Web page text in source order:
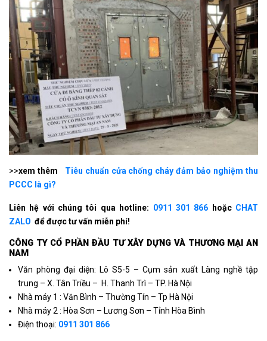
>>xem thêm
Tiêu chuẩn cửa chống cháy đảm bảo nghiệm thu
PCCC là gì?
Liên hệ với chúng tôi qua hotline: 0911 301 866 hoặcCHAT
ZALO để được tư vấn miễn phí!
CÔNG TY CỔ PHẦN ÐẦU TƯ XÂY DỰNG VÀ THƯƠNG MẠI AN
NAM
Văn phòng đại diện: Lô S5-5 – Cụm sản xuất Làng nghề tập
trung – X. Tân Triều – H. Thanh Trì – TP. Hà Nội
Nhà máy 1 : Văn Bình – Thường Tín – Tp Hà Nội
Nhà máy 2 : Hòa Sơn – Lương Sơn – Tỉnh Hòa Bình
Điện thoại: 0911 301 866